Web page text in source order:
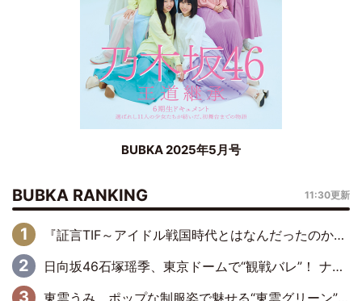
BUBKA 2025年5月号
BUBKA RANKING 11:30更新
『証言TIF～アイドル戦国時代とはなんだったのか～』第6回：でんぱ組.inc・古川未鈴×相沢梨紗「『ハロプロやりたかったな』って言ったら、夢眠ねむさんに『てめえはでんぱ組．incなんだよ！』って肩パンされて(笑)」
日向坂46石塚瑶季、東京ドームで“観戦バレ”！ ナイツ・塙も認めた「巨人に詳しすぎるアイドル」は元VENUSスクール生で杉内コーチ推し⁉
東雲うみ、ポップな制服姿で魅せる“東雲グリーン”の正体